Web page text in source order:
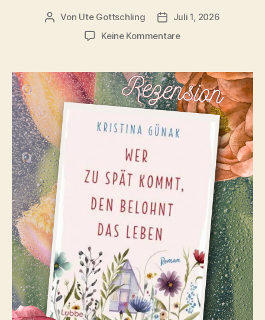
Beitragsautor
Von Ute Gottschling Veröffentlichungsdatum
Juli 1, 2026
Keine Kommentarezu
spät
kommt,
den
belohnt